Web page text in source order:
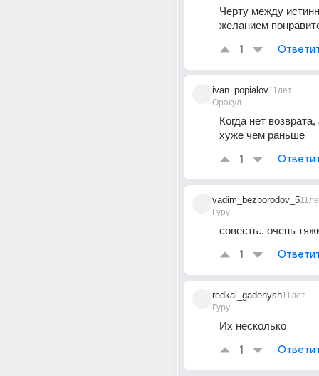
Черту между
желанием
1
ivan_popialov
Оракул
11лет
Когда нет
хуже чем раньше
1
vadim_bezborodov_5
Гуру
совесть.. очень
1
redkai_gadenysh
Гуру
11лет
Их несколько
1